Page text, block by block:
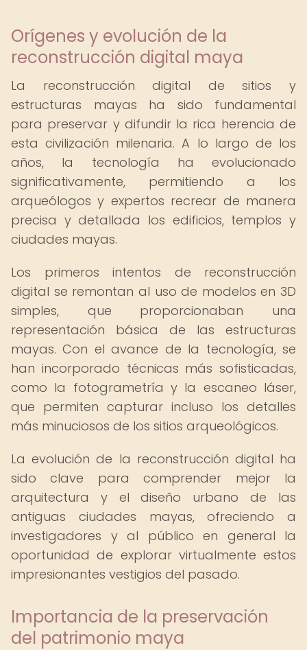
Orígenes y evolución de la
reconstrucción digital maya
La reconstrucción digital de sitios y
estructuras mayas ha sido fundamental
para preservar y difundir la rica herencia de
esta civilización milenaria. A lo largo de los
años, la tecnología ha evolucionado
significativamente, permitiendo a los
arqueólogos y expertos recrear de manera
precisa y detallada los edificios, templos y
ciudades mayas.
Los primeros intentos de reconstrucción
digital se remontan al uso de modelos en 3D
simples, que proporcionaban una
representación básica de las estructuras
mayas. Con el avance de la tecnología, se
han incorporado técnicas más sofisticadas,
como la fotogrametría y la escaneo láser,
que permiten capturar incluso los detalles
más minuciosos de los sitios arqueológicos.
La evolución de la reconstrucción digital ha
sido clave para comprender mejor la
arquitectura y el diseño urbano de las
antiguas ciudades mayas, ofreciendo a
investigadores y al público en general la
oportunidad de explorar virtualmente estos
impresionantes vestigios del pasado.
Importancia de la preservación
del patrimonio maya